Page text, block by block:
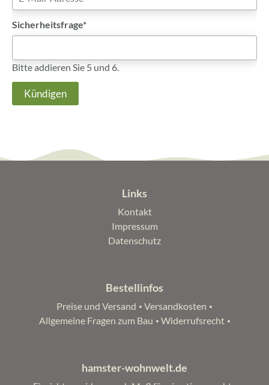
Mail-
Adresse
Pflichtfeld
Sicherheitsfrage*
Bitte addieren Sie 5 und 6.
Kündigen
Links
Navigation
überspringen
Kontakt
Impressum
Datenschutz
Bestellinfos
Navigation
überspringen
Preise und Versand
Versandkosten
Allgemeine Fragen zum Bau
Widerrufsrecht
hamster-wohnwelt.de